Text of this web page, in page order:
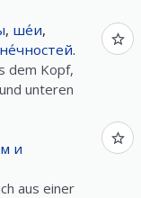
, ше́и,
.
dem Kopf,
unteren
и
aus einer